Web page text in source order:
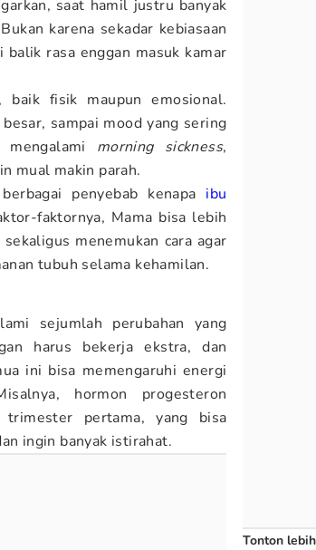
saat hamil justru banyak
karena sekadar kebiasaan
rasa enggan masuk kamar
baik fisik maupun emosional.
sampai mood yang sering
morning sickness,
mual makin parah.
penyebab kenapa ibu
faktornya, Mama bisa lebih
menemukan cara agar
tubuh selama kehamilan.
sejumlah perubahan yang
harus bekerja ekstra, dan
ini bisa memengaruhi energi
hormon progesteron
trimester pertama, yang bisa
ingin banyak istirahat.
Tonton